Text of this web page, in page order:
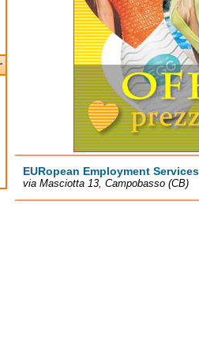
EURopean Employment
via Masciotta 13, Campobasso (CB)